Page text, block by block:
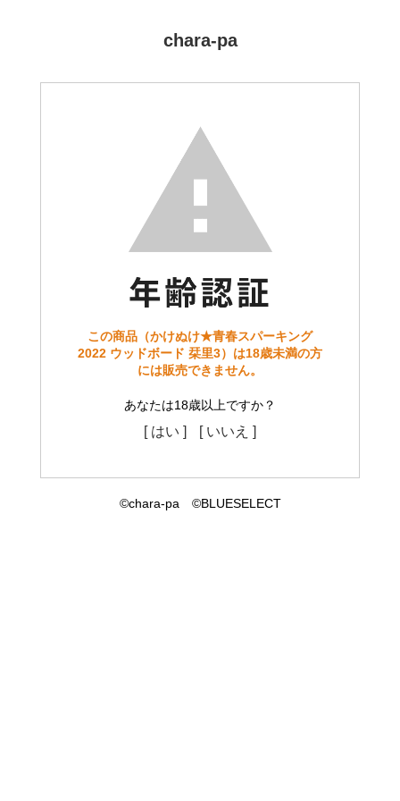
chara-pa
この商品（かけぬけ★青春スパーキング
2022 ウッドボード 栞里3）は18歳未満の方
には販売できません。
あなたは18歳以上ですか？
[ はい ] [ いいえ ]
©chara-pa ©BLUESELECT